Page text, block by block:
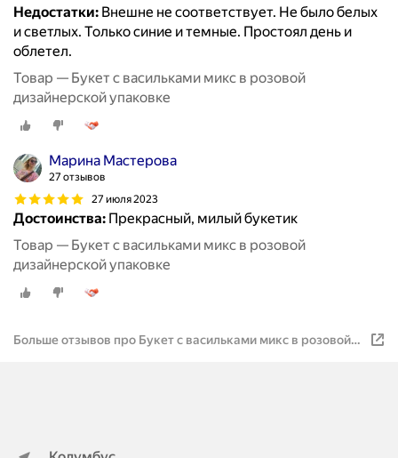
Недостатки: Внешне не соответствует. Не было белых
и светлых. Только синие и темные. Простоял день и
облетел.
Товар — Букет с васильками микс в розовой
дизайнерской упаковке
Марина Мастерова
27 отзывов
27 июля 2023
Достоинства: Прекрасный, милый букетик
Товар — Букет с васильками микс в розовой
дизайнерской упаковке
Больше отзывов про Букет с васильками микс в розовой